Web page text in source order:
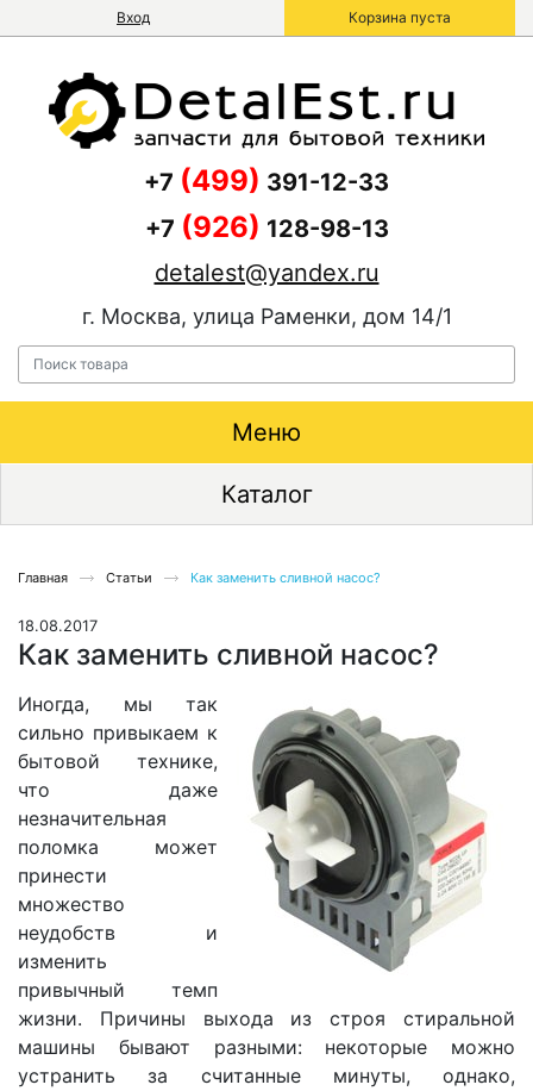
Вход Корзина пуста
+7 (499) 391-12-33
+7 (926) 128-98-13
detalest@yandex.ru
г. Москва, улица Раменки, дом 14/1
Меню
Каталог
Главная Статьи Как заменить сливной насос?
18.08.2017
Как заменить сливной насос?
Иногда, мы так
сильно привыкаем к
бытовой технике,
что даже
незначительная
поломка может
принести
множество
неудобств и
изменить
привычный темп
жизни. Причины выхода из строя стиральной
машины бывают разными: некоторые можно
устранить за считанные минуты, однако,